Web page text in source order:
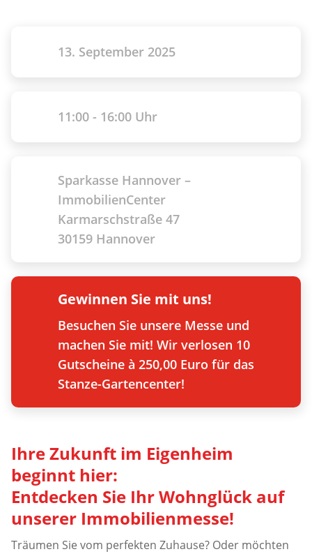
13. September 2025
11:00 - 16:00 Uhr
Sparkasse Hannover –
ImmobilienCenter
Karmarschstraße 47
30159 Hannover
Gewinnen Sie mit uns!
Besuchen Sie unsere Messe und
machen Sie mit! Wir verlosen 10
Gutscheine à 250,00 Euro für das
Stanze-Gartencenter!
Ihre Zukunft im Eigenheim
beginnt hier:
Entdecken Sie Ihr Wohnglück auf
unserer Immobilienmesse!
Träumen Sie vom perfekten Zuhause? Oder möchten